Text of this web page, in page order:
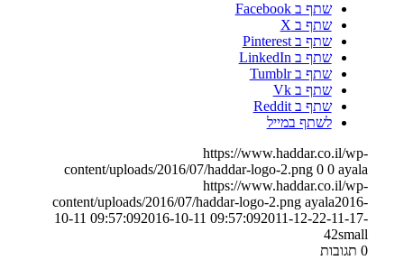
שתף ב Facebook
שתף ב X
שתף ב Pinterest
שתף ב LinkedIn
שתף ב Tumblr
שתף ב Vk
שתף ב Reddit
לשתף במייל
https://www.haddar.co.il/wp-
content/uploads/2016/07/haddar-logo-2.png 0 0 ayala
https://www.haddar.co.il/wp-
content/uploads/2016/07/haddar-logo-2.png ayala2016-
10-11 09:57:092016-10-11 09:57:092011-12-22-11-17-
42small
0 תגובות